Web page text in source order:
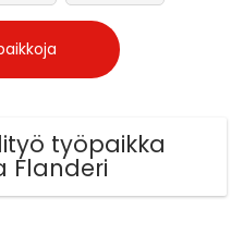
työpaikka
Flanderi